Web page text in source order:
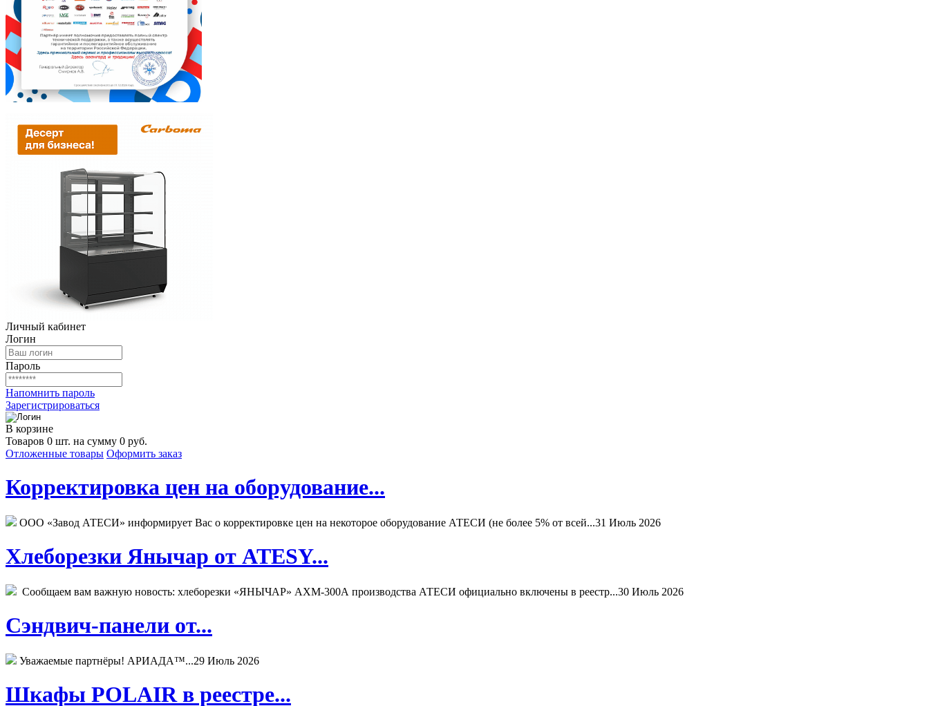
Личный кабинет
Логин
Пароль
Напомнить пароль
Зарегистрироваться
В корзине
Товаров 0 шт. на сумму 0 руб.
Отложенные товары Оформить заказ
Корректировка цен на оборудование...
ООО «Завод АТЕСИ» информирует Вас о корректировке цен на некоторое оборудование АТЕСИ (не более 5% от всей...31 Июль 2026
Хлеборезки Янычар от ATESY...
Сообщаем вам важную новость: хлеборезки «ЯНЫЧАР» АХМ-300А производства АТЕСИ официально включены в реестр...30 Июль 2026
Сэндвич-панели от...
Уважаемые партнёры! АРИАДА™...29 Июль 2026
Шкафы POLAIR в реестре...